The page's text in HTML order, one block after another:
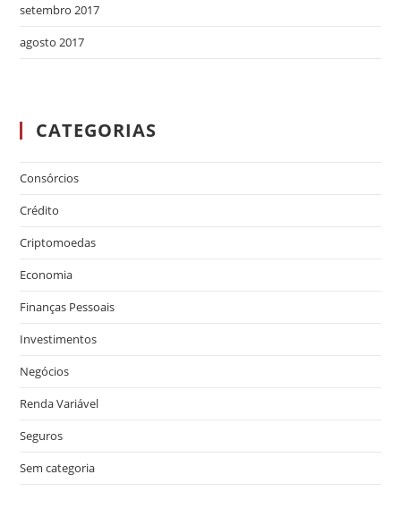
setembro 2017
agosto 2017
CATEGORIAS
Consórcios
Crédito
Criptomoedas
Economia
Finanças Pessoais
Investimentos
Negócios
Renda Variável
Seguros
Sem categoria